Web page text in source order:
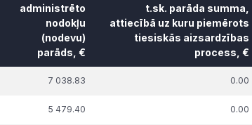
administrēto
nodokļu
(nodevu)
parāds, €
t.sk. parāda summa,
attiecībā uz kuru piemērots
tiesiskās aizsardzības
process, €
nodokļu
tiesiskās aizsardzības
7 038.83 0.00
5 479.40 0.00